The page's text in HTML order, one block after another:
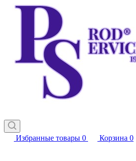
Избранные товары 0 Корзина 0